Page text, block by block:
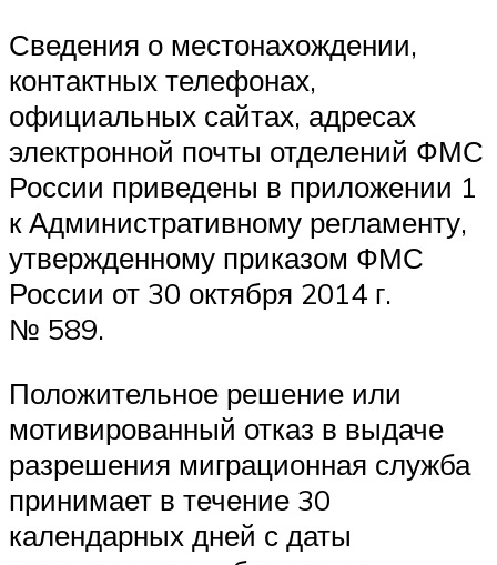
Сведения о местонахождении,
контактных телефонах,
официальных сайтах, адресах
электронной почты отделений ФМС
России приведены в приложении 1
к Административному регламенту,
утвержденному приказом ФМС
России от 30 октября 2014 г.
№ 589.
Положительное решение или
мотивированный отказ в выдаче
разрешения миграционная служба
принимает в течение 30
календарных дней с даты